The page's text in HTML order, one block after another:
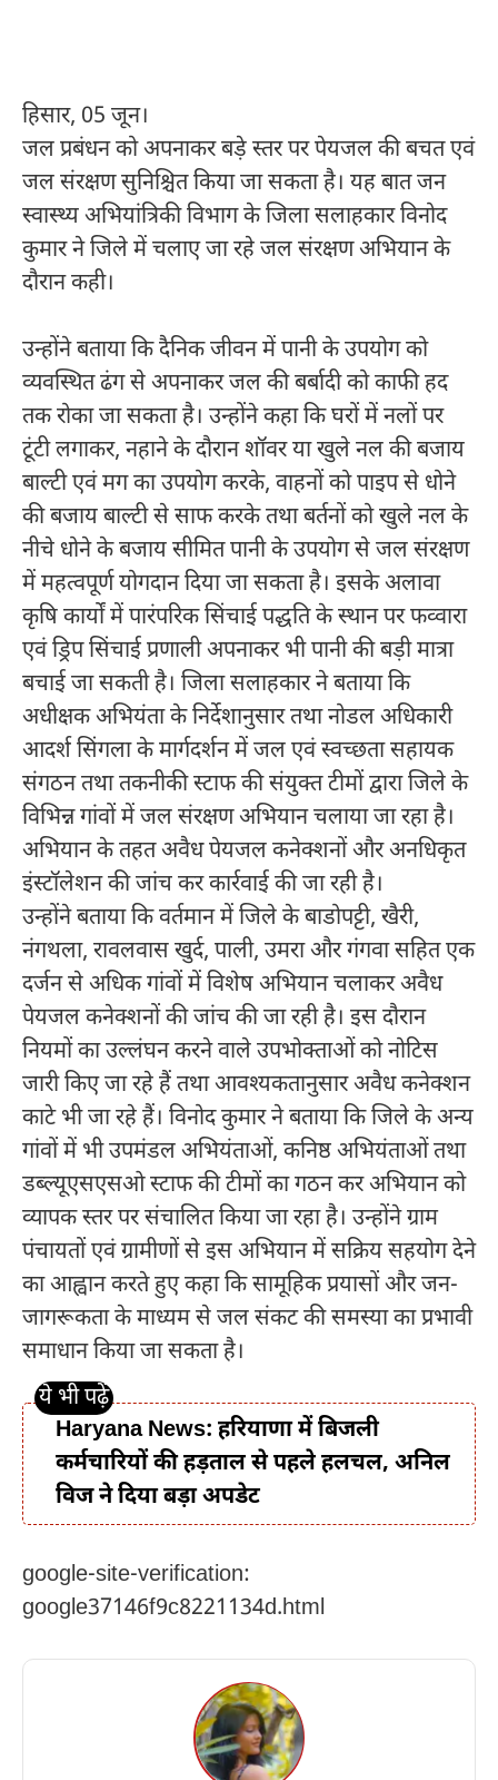
हिसार, 05 जून।
जल प्रबंधन को अपनाकर बड़े स्तर पर पेयजल की बचत एवं
जल संरक्षण सुनिश्चित किया जा सकता है। यह बात जन
स्वास्थ्य अभियांत्रिकी विभाग के जिला सलाहकार विनोद
कुमार ने जिले में चलाए जा रहे जल संरक्षण अभियान के
दौरान कही।
उन्होंने बताया कि दैनिक जीवन में पानी के उपयोग को
व्यवस्थित ढंग से अपनाकर जल की बर्बादी को काफी हद
तक रोका जा सकता है। उन्होंने कहा कि घरों में नलों पर
टूंटी लगाकर, नहाने के दौरान शॉवर या खुले नल की बजाय
बाल्टी एवं मग का उपयोग करके, वाहनों को पाइप से धोने
की बजाय बाल्टी से साफ करके तथा बर्तनों को खुले नल के
नीचे धोने के बजाय सीमित पानी के उपयोग से जल संरक्षण
में महत्वपूर्ण योगदान दिया जा सकता है। इसके अलावा
कृषि कार्यों में पारंपरिक सिंचाई पद्धति के स्थान पर फव्वारा
एवं ड्रिप सिंचाई प्रणाली अपनाकर भी पानी की बड़ी मात्रा
बचाई जा सकती है। जिला सलाहकार ने बताया कि
अधीक्षक अभियंता के निर्देशानुसार तथा नोडल अधिकारी
आदर्श सिंगला के मार्गदर्शन में जल एवं स्वच्छता सहायक
संगठन तथा तकनीकी स्टाफ की संयुक्त टीमों द्वारा जिले के
विभिन्न गांवों में जल संरक्षण अभियान चलाया जा रहा है।
अभियान के तहत अवैध पेयजल कनेक्शनों और अनधिकृत
इंस्टॉलेशन की जांच कर कार्रवाई की जा रही है।
उन्होंने बताया कि वर्तमान में जिले के बाडोपट्टी, खैरी,
नंगथला, रावलवास खुर्द, पाली, उमरा और गंगवा सहित एक
दर्जन से अधिक गांवों में विशेष अभियान चलाकर अवैध
पेयजल कनेक्शनों की जांच की जा रही है। इस दौरान
नियमों का उल्लंघन करने वाले उपभोक्ताओं को नोटिस
जारी किए जा रहे हैं तथा आवश्यकतानुसार अवैध कनेक्शन
काटे भी जा रहे हैं। विनोद कुमार ने बताया कि जिले के अन्य
गांवों में भी उपमंडल अभियंताओं, कनिष्ठ अभियंताओं तथा
डब्ल्यूएसएसओ स्टाफ की टीमों का गठन कर अभियान को
व्यापक स्तर पर संचालित किया जा रहा है। उन्होंने ग्राम
पंचायतों एवं ग्रामीणों से इस अभियान में सक्रिय सहयोग देने
का आह्वान करते हुए कहा कि सामूहिक प्रयासों और जन-
जागरूकता के माध्यम से जल संकट की समस्या का प्रभावी
समाधान किया जा सकता है।
Haryana News: हरियाणा में बिजली
कर्मचारियों की हड़ताल से पहले हलचल, अनिल
विज ने दिया बड़ा अपडेट
google-site-verification:
google37146f9c8221134d.html